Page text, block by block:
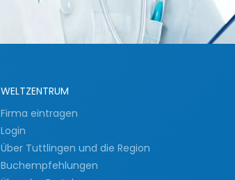
WELTZENTRUM
Firma eintragen
Login
Über Tuttlingen und die Region
Buchempfehlungen